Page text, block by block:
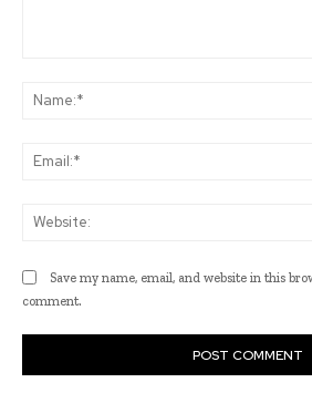
Save my name, email, and website in this
comment.